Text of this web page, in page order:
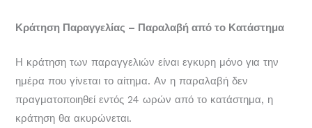
Κράτηση Παραγγελίας – Παραλαβή από το Κατάστημα
Η κράτηση των παραγγελιών είναι εγκυρη μόνο για την
ημέρα που γίνεται το αίτημα. Αν η παραλαβή δεν
πραγματοποιηθεί εντός 24 ωρών από το κατάστημα, η
κράτηση θα ακυρώνεται.